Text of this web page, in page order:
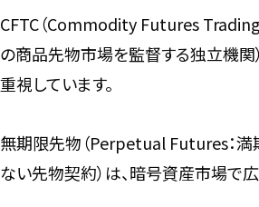
CFTC（Commodity Futures
の商品先物市場を監督する独立機関
重視しています。
無期限先物（Perpetual Futures：
ない先物契約）は、暗号資産市場で広